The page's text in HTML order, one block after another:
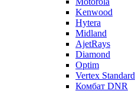
Kenwood
Hytera
Midland
AjetRays
Diamond
Optim
Vertex Standard
Комбат DNR